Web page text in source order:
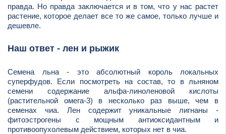
правда. Но правда заключается и в том, что у нас растет
растение, которое делает все то же самое, только лучше и
дешевле.
Наш ответ - лен и рыжик
Семена льна - это абсолютный король локальных
суперфудов. Если посмотреть на состав, то в льняном
семени содержание альфа-линоленовой кислоты
(растительной омега-3) в несколько раз выше, чем в
семенах чиа. Лен содержит уникальные лигнаны -
фитоэстрогены с мощным антиоксидантным и
противоопухолевым действием, которых нет в чиа.